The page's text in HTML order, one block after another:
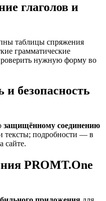
глаголов и
таблицы спряжения
грамматические
нужную форму во
безопасность
защищённому соединению
подробности — в
сайте.
PROMT.One